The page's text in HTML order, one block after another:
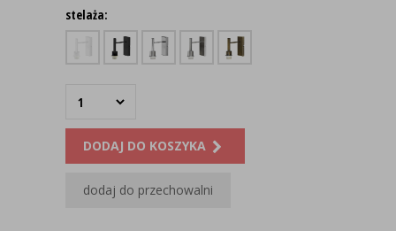
stelaża:
DODAJ DO KOSZYKA
dodaj do przechowalni